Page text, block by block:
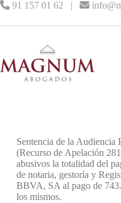
91 157 01 62 |
Sentencia de la Audiencia
(Recurso de Apelación
abusivos la totalidad del
de notaria, gestoría y
BBVA, SA al pago de
los mismos.